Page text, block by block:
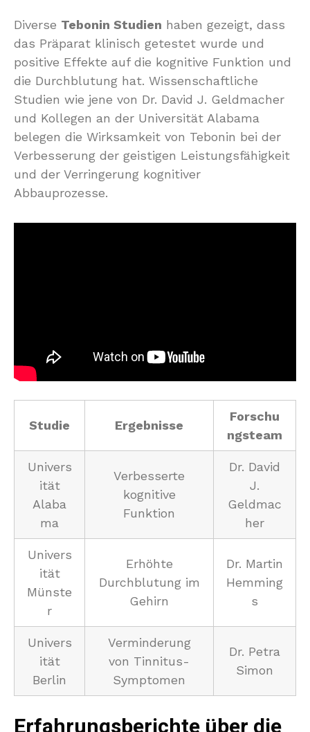
Diverse Tebonin Studien haben gezeigt, dass
das Präparat klinisch getestet wurde und
positive Effekte auf die kognitive Funktion und
die Durchblutung hat. Wissenschaftliche
Studien wie jene von Dr. David J. Geldmacher
und Kollegen an der Universität Alabama
belegen die Wirksamkeit von Tebonin bei der
Verbesserung der geistigen Leistungsfähigkeit
und der Verringerung kognitiver
Abbauprozesse.
Studie Ergebnisse
Forschu
ngsteam
Univers
ität
Alaba
ma
Verbesserte
kognitive
Funktion
Dr. David
J.
Geldmac
her
Univers
ität
Münste
r
Erhöhte
Durchblutung im
Gehirn
Dr. Martin
Hemming
s
Univers
ität
Berlin
Verminderung
von Tinnitus-
Symptomen
Dr. Petra
Simon